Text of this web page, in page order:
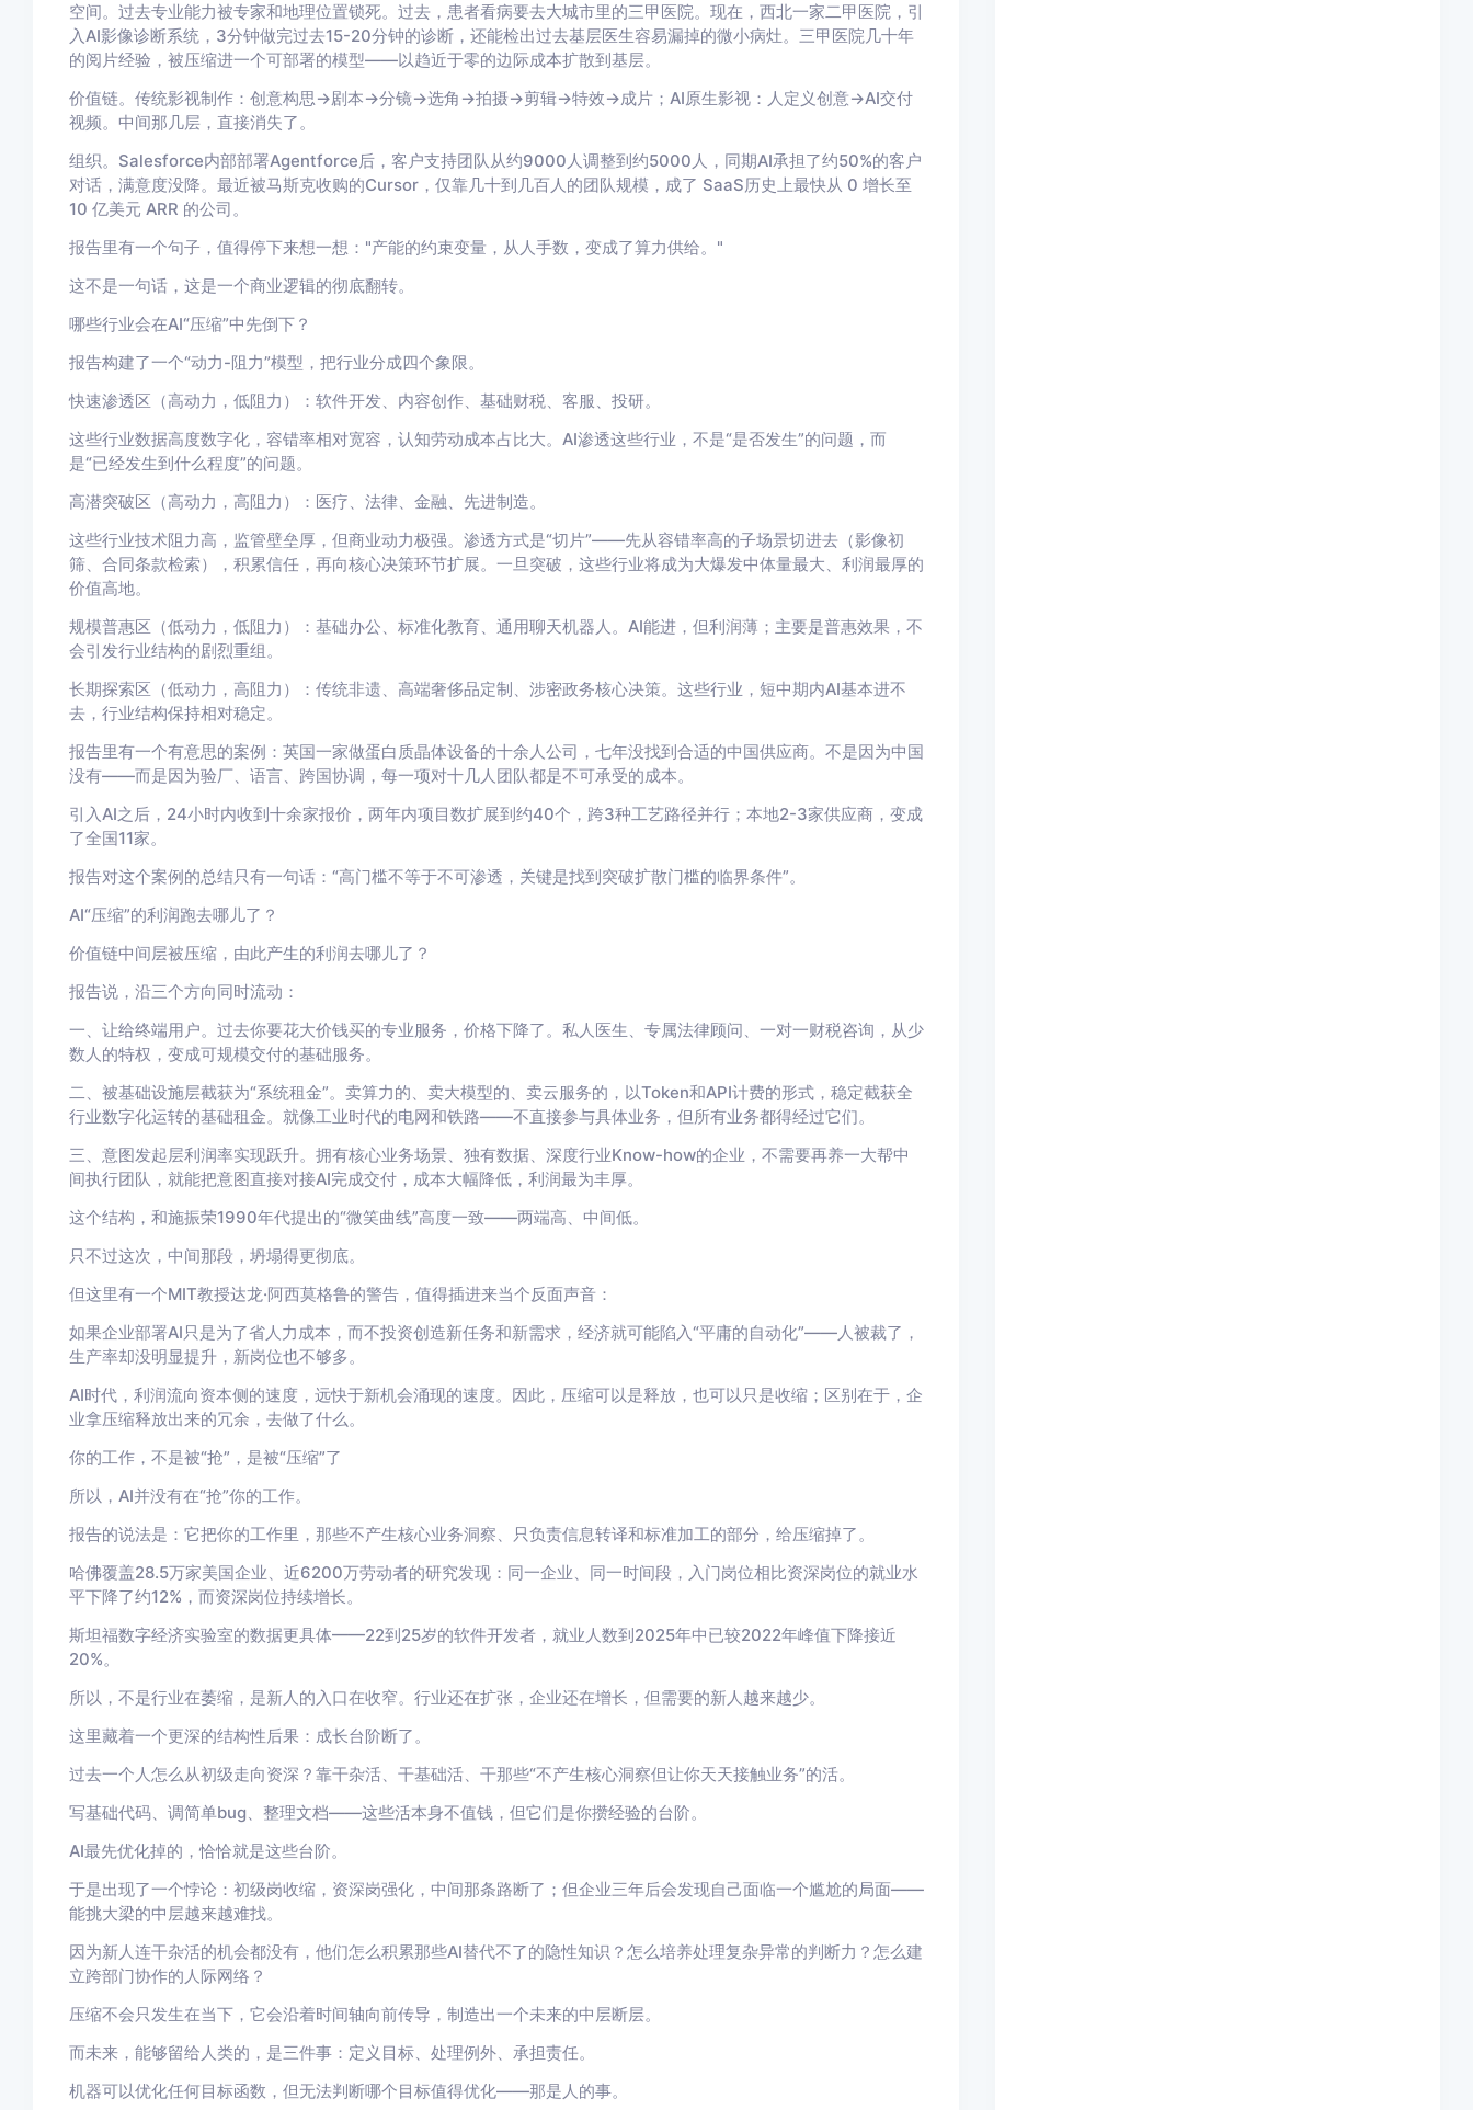
空间。 过去专业能力被专家和地理位置锁死。过去，患者看病要去大城市里的三甲医院。现在，西北一家二甲医院，引
入AI影像诊断系统，3分钟做完过去15-20分钟的诊断，还能检出过去基层医生容易漏掉的微小病灶。三甲医院几十年
的阅片经验，被压缩进一个可部署的模型——以趋近于零的边际成本扩散到基层。
价值链。 传统影视制作：创意构思→剧本→分镜→选角→拍摄→剪辑→特效→成片；AI原生影视：人定义创意→AI交付
视频。中间那几层，直接消失了。
组织。 Salesforce内部部署Agentforce后，客户支持团队从约9000人调整到约5000人，同期AI承担了约50%的客户
对话，满意度没降。最近被马斯克收购的Cursor，仅靠几十到几百人的团队规模，成了 SaaS历史上最快从 0 增长至
10 亿美元 ARR 的公司。
报告里有一个句子，值得停下来想一想： "产能的约束变量，从人手数，变成了算力供给。"
这不是一句话，这是一个商业逻辑的彻底翻转。
哪些行业会在AI“压缩”中先倒下？
报告构建了一个“动力-阻力”模型，把行业分成四个象限。
快速渗透区（高动力，低阻力）： 软件开发、内容创作、基础财税、客服、投研。
这些行业数据高度数字化，容错率相对宽容，认知劳动成本占比大。AI渗透这些行业，不是“是否发生”的问题，而
是“已经发生到什么程度”的问题。
高潜突破区（高动力，高阻力）： 医疗、法律、金融、先进制造。
这些行业技术阻力高，监管壁垒厚，但商业动力极强。渗透方式是“切片”——先从容错率高的子场景切进去（影像初
筛、合同条款检索），积累信任，再向核心决策环节扩展。 一旦突破， 这些行业将成为大爆发中体量最大、利润最厚的
价值高地。
规模普惠区（低动力，低阻力）： 基础办公、标准化教育、通用聊天机器人。AI能进，但利润薄；主要是普惠效果， 不
会引发行业结构的剧烈重组。
长期探索区（低动力，高阻力）： 传统非遗、高端奢侈品定制、涉密政务核心决策。这些行业，短中期内AI基本进不
去，行业结构保持相对稳定。
报告里有一个有意思的案例：英国一家做蛋白质晶体设备的十余人公司，七年没找到合适的中国供应商。不是因为中国
没有——而是因为验厂、语言、跨国协调，每一项对十几人团队都是不可承受的成本。
引入AI之后，24小时内收到十余家报价，两年内项目数扩展到约40个，跨3种工艺路径并行；本地2-3家供应商，变成
了全国11家。
报告对这个案例的总结只有一句话： “高门槛不等于不可渗透，关键是找到突破扩散门槛的临界条件”。
AI“压缩”的利润跑去哪儿了？
价值链中间层被压缩，由此产生的利润去哪儿了？
报告说，沿三个方向同时流动：
一、让给终端用户。 过去你要花大价钱买的专业服务，价格下降了。私人医生、专属法律顾问、一对一财税咨询，从少
数人的特权，变成可规模交付的基础服务。
二、被基础设施层截获为“系统租金”。 卖算力的、卖大模型的、卖云服务的，以Token和API计费的形式，稳定截获全
行业数字化运转的基础租金。就像工业时代的电网和铁路——不直接参与具体业务，但所有业务都得经过它们。
三、意图发起层利润率实现跃升。 拥有核心业务场景、独有数据、深度行业Know-how的企业，不需要再养一大帮中
间执行团队，就能把意图直接对接AI完成交付，成本大幅降低，利润最为丰厚。
这个结构，和施振荣1990年代提出的“微笑曲线”高度一致——两端高、中间低。
只不过这次，中间那段，坍塌得更彻底。
但这里有一个MIT教授达龙·阿西莫格鲁的警告，值得插进来当个反面声音：
如果企业部署AI只是为了省人力成本，而不投资创造新任务和新需求，经济就可能陷入“平庸的自动化”——人被裁了，
生产率却没明显提升，新岗位也不够多。
AI时代，利润流向资本侧的速度，远快于新机会涌现的速度。因此，压缩可以是释放，也可以只是收缩；区别在于，企
业拿压缩释放出来的冗余，去做了什么。
你的工作，不是被“抢”，是被“压缩”了
所以，AI并没有在“抢”你的工作。
报告的说法是： 它把你的工作里，那些不产生核心业务洞察、只负责信息转译和标准加工的部分，给压缩掉了。
哈佛覆盖28.5万家美国企业、近6200万劳动者的研究发现：同一企业、同一时间段，入门岗位相比资深岗位的就业水
平下降了约12%，而资深岗位持续增长。
斯坦福数字经济实验室的数据更具体——22到25岁的软件开发者，就业人数到2025年中已较2022年峰值下降接近
20%。
所以，不是行业在萎缩，是新人的入口在收窄。行业还在扩张，企业还在增长，但需要的新人越来越少。
这里藏着一个更深的结构性后果： 成长台阶断了。
过去一个人怎么从初级走向资深？靠干杂活、干基础活、干那些“不产生核心洞察但让你天天接触业务”的活。
写基础代码、调简单bug、整理文档——这些活本身不值钱，但它们是你攒经验的台阶。
AI最先优化掉的，恰恰就是这些台阶。
于是出现了一个悖论：初级岗收缩，资深岗强化，中间那条路断了；但企业三年后会发现自己面临一个尴尬的局面——
能挑大梁的中层越来越难找。
因为新人连干杂活的机会都没有，他们怎么积累那些AI替代不了的隐性知识？怎么培养处理复杂异常的判断力？怎么建
立跨部门协作的人际网络？
压缩不会只发生在当下，它会沿着时间轴向前传导，制造出一个未来的中层断层。
而未来，能够留给人类的，是三件事： 定义目标、处理例外、承担责任。
机器可以优化任何目标函数，但无法判断哪个目标值得优化——那是人的事。